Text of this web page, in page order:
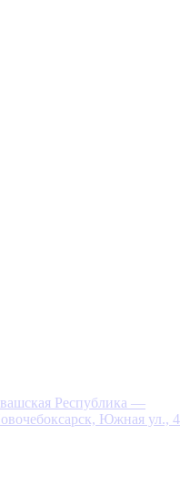
Республика —
Южная ул., 4